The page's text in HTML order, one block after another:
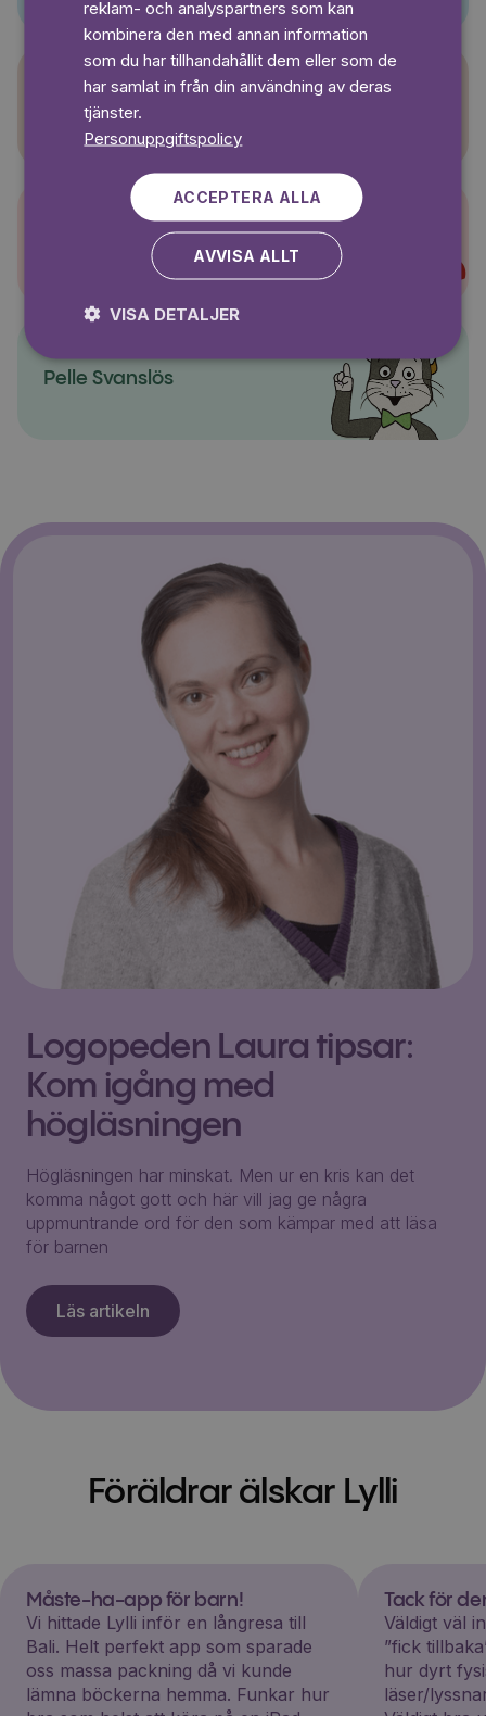
Sagasagor
Super-Charlie
Pelle Svanslös
Logopeden Laura tipsar:
Kom igång med
högläsningen
Högläsningen har minskat. Men ur en kris kan det
komma något gott och här vill jag ge några
uppmuntrande ord för den som kämpar med att läsa
för barnen
Läs artikeln
Föräldrar älskar Lylli
Måste-ha-app för barn!
Vi hittade Lylli inför en långresa till
Bali. Helt perfekt app som sparade
oss massa packning då vi kunde
lämna böckerna hemma. Funkar hur
Tack för
Väldigt väl
”fick
hur dyrt
läser/
reklam- och analyspartners som kan
kombinera den med annan information
som du har tillhandahållit dem eller som de
har samlat in från din användning av deras
tjänster.
Personuppgiftspolicy
ACCEPTERA ALLA
AVVISA ALLT
VISA DETALJER